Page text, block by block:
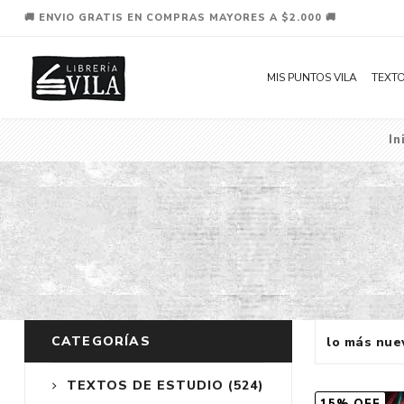
🚚 ENVIO GRATIS EN COMPRAS MAYORES A $2.000 🚚
MIS PUNTOS VILA
CATEGORÍAS
(524)
TEXTOS DE ESTUDIO